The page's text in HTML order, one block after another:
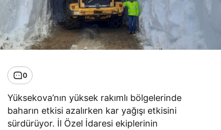
0
Yüksekova’nın yüksek rakımlı bölgelerinde
baharın etkisi azalırken kar yağışı etkisini
sürdürüyor. İl Özel İdaresi ekiplerinin